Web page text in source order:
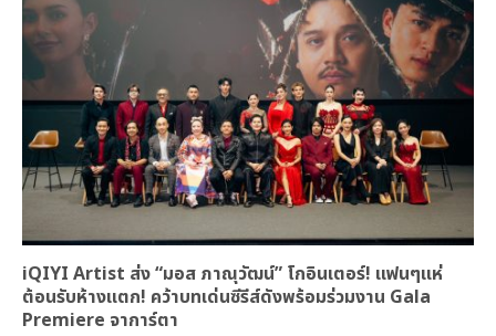
iQIYI Artist ส่ง “มอส ภาณุวัฒน์” โกอินเตอร์! แฟนๆแห่
ต้อนรับห้างแตก! คว้าบทเด่นซีรีส์ดังพร้อมร่วมงาน Gala
Premiere จาการ์ตา